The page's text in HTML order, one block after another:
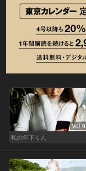
Vol.9
私の年下くん